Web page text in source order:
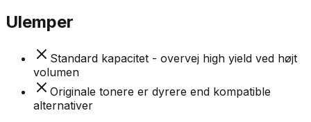
Ulemper
Standard kapacitet - overvej high yield ved højt
volumen
Originale tonere er dyrere end kompatible
alternativer